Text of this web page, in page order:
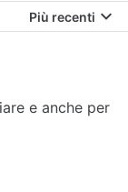
Più recenti
e anche per